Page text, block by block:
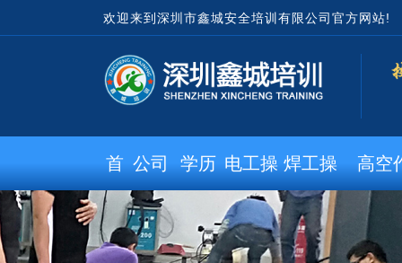
欢迎来到深圳市鑫城安全培训有限公司官方网站!
首
页
公司
概况
学历
教育
电工操
作证
焊工操
作证
高空
业